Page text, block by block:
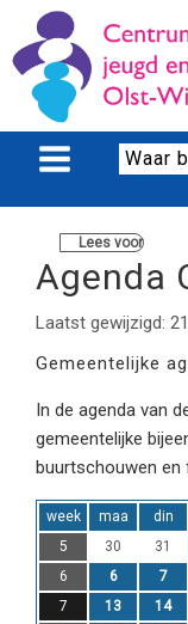
Lees voor
Agenda
Laatst gewijzigd:
Gemeentelijke
In de agenda van
gemeentelijke
buurtschouwen en
week maa din
5
30 31
6
6 7
7
13 14